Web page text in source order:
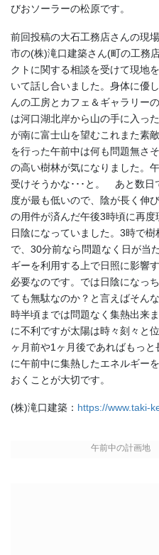
びおソーラーの松原です。
前回投稿の大石工務店さんの現
市の(株)滝口建築さん(町の工務
クトに関する相談を受けて現地
いて話し合いました。身体に優
んの工房とカフェ＆ギャラリー
は河口湖北岸から山の手に入っ
が南に富士山を望むこれまた素
を行った午前中は何も問題無さ
の高い樹林が気になりました。
受けそうかな･･･と。 あと数日
度が最も低いので、陰が長く伸
の用件が済んだ午後3時頃に再
日陰になっていました。3時で
で、30分前なら問題なく日が当
ギーを利用する上で日照に影響
必要なのです。では日陰になっ
ても無駄なのか？と言えばそん
時半頃までは問題なく集熱出来
に不利ですが太陽は時々刻々と
ヶ月前や1ヶ月後であればもっ
に午前中に集熱したエネルギー
おくことが大切です。
(株)滝口建築： https://www.taki-
午前中の計画地